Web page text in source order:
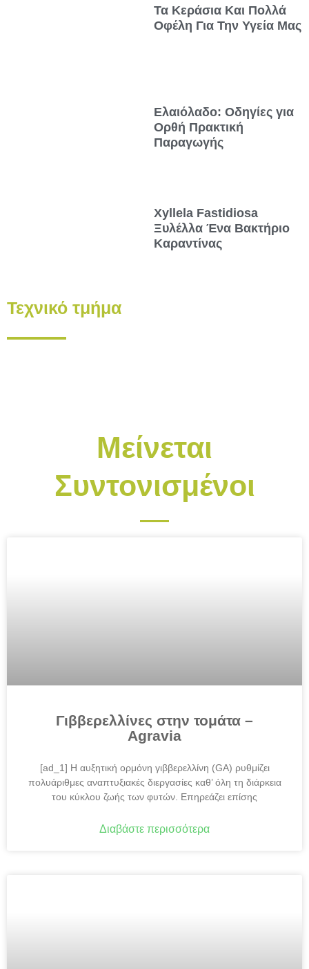
Τα Κεράσια Και Πολλά
Οφέλη Για Την Υγεία Μας
Ελαιόλαδο: Οδηγίες για
Ορθή Πρακτική
Παραγωγής
Xyllela Fastidiosa
Ξυλέλλα Ένα Βακτήριο
Καραντίνας
Τεχνικό τμήμα
Μείνεται
Συντονισμένοι
Γιββερελλίνες στην τομάτα –
Agravia
[ad_1] Η αυξητική ορμόνη γιββερελλίνη (GA) ρυθμίζει
πολυάριθμες αναπτυξιακές διεργασίες καθ’ όλη τη διάρκεια
του κύκλου ζωής των φυτών. Επηρεάζει επίσης
Διαβάστε περισσότερα